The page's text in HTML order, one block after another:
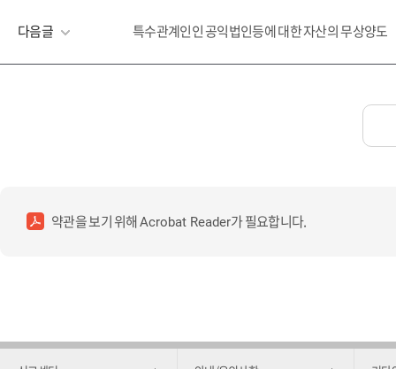
다음글 특수관계인인 공익법인등에 대한 자산의 무상양도
약관을 보기 위해Acrobat Reader가 필요합니다.